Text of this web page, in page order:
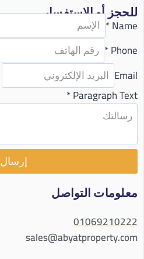
للحجز أو الاستفسار
Name
*
Phone
*
Email
Paragraph Text
*
إرسال
معلومات التواصل
01069210222
sales@abyatproperty.com